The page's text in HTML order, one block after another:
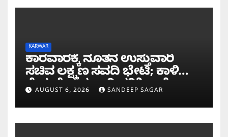
KARWAR
ಕಾರವಾರಕ್ಕೆ ನೂತನ ಉಸ್ತುವಾರಿ
ಸಚಿವ ಲಕ್ಷ್ಮಣ ಸವದಿ ಭೇಟಿ; ಕಾಳಿ
ಸೇತುವೆ ಕಾಮಗಾರಿ ಪರಿಶೀಲನೆ
AUGUST 6, 2026 SANDEEP SAGAR